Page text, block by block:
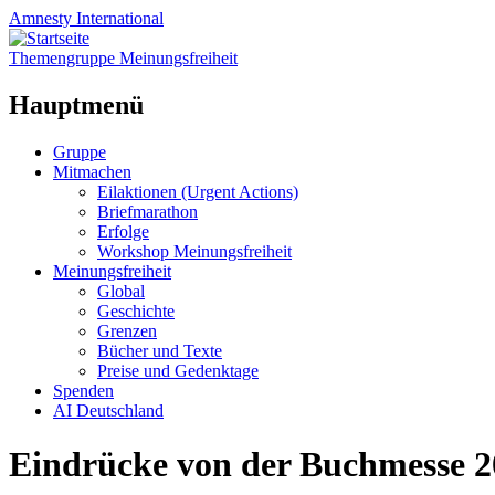
Amnesty International
Themengruppe Meinungsfreiheit
Hauptmenü
Zum
Inhalt
Gruppe
Mitmachen
Eilaktionen (Urgent Actions)
Briefmarathon
Erfolge
Workshop Meinungsfreiheit
Meinungsfreiheit
Global
Geschichte
Grenzen
Bücher und Texte
Preise und Gedenktage
Spenden
AI Deutschland
Eindrücke von der Buchmesse